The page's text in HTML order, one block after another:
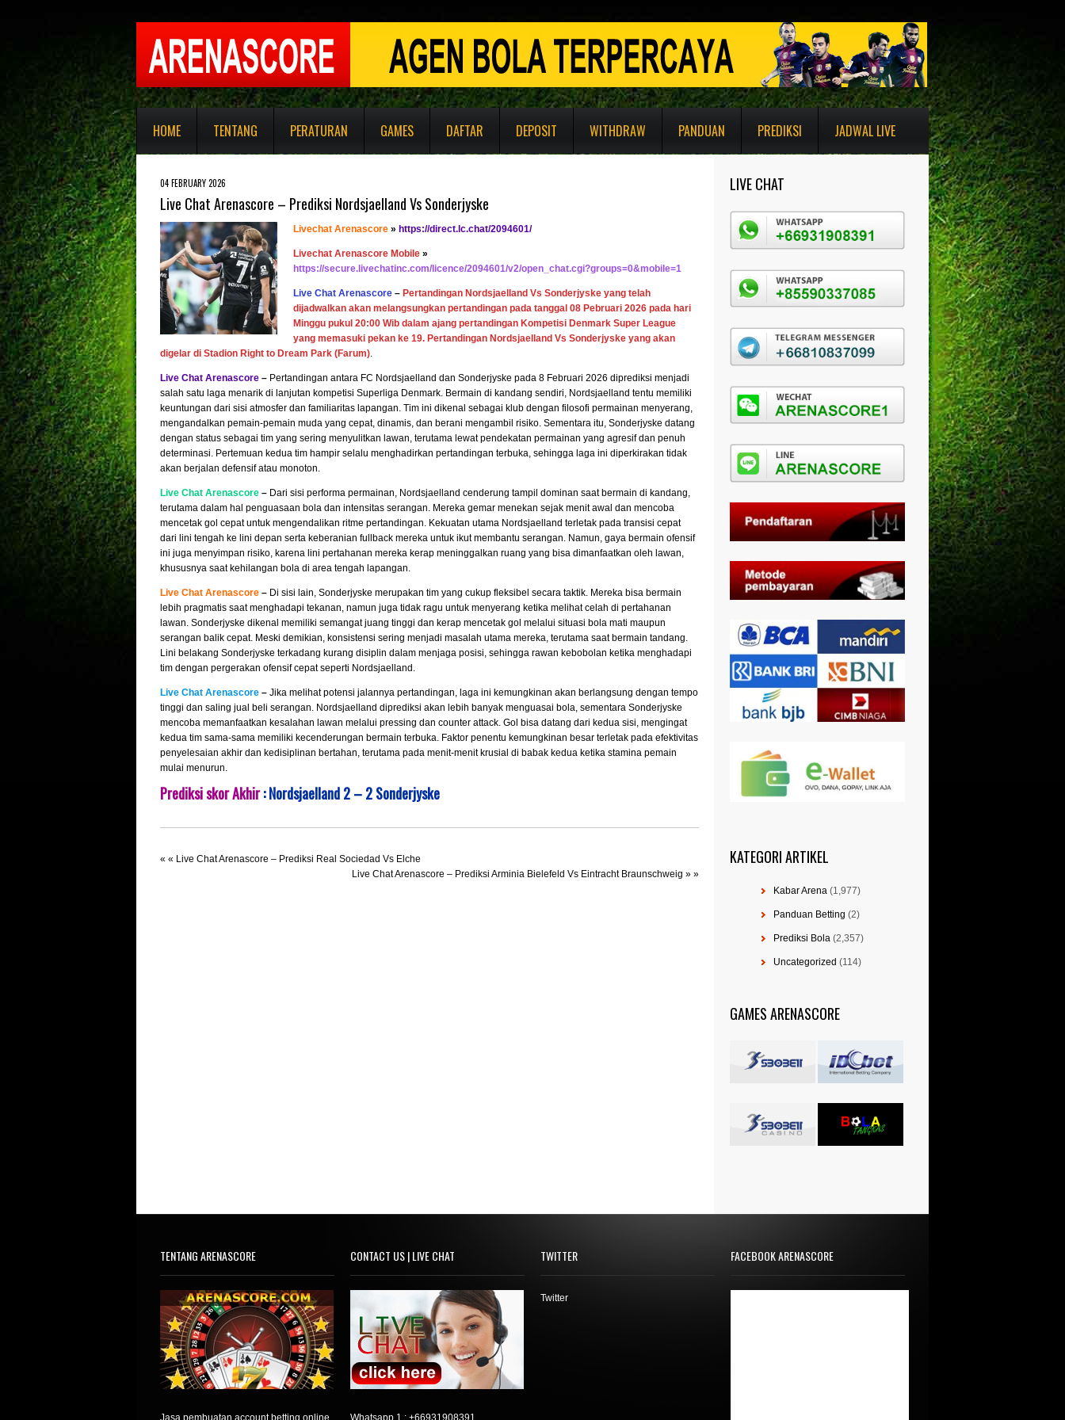
HOME TENTANG PERATURAN GAMES DAFTAR DEPOSIT WITHDRAW PANDUAN PREDIKSI JADWAL LIVE
04 FEBRUARY 2026
Live Chat Arenascore – Prediksi Nordsjaelland Vs Sonderjyske
Livechat Arenascore » https://direct.lc.chat/2094601/
Livechat Arenascore Mobile »
https://secure.livechatinc.com/licence/2094601/v2/open_chat.cgi?groups=0&mobile=1
Live Chat Arenascore – Pertandingan Nordsjaelland Vs Sonderjyske yang telah
dijadwalkan akan melangsungkan pertandingan pada tanggal 08 Pebruari 2026 pada hari
Minggu pukul 20:00 Wib dalam ajang pertandingan Kompetisi Denmark Super League
yang memasuki pekan ke 19. Pertandingan Nordsjaelland Vs Sonderjyske yang akan
digelar di Stadion Right to Dream Park (Farum).
Live Chat Arenascore – Pertandingan antara FC Nordsjaelland dan Sonderjyske pada 8 Februari 2026 diprediksi menjadi
salah satu laga menarik di lanjutan kompetisi Superliga Denmark. Bermain di kandang sendiri, Nordsjaelland tentu memiliki
keuntungan dari sisi atmosfer dan familiaritas lapangan. Tim ini dikenal sebagai klub dengan filosofi permainan menyerang,
mengandalkan pemain-pemain muda yang cepat, dinamis, dan berani mengambil risiko. Sementara itu, Sonderjyske datang
dengan status sebagai tim yang sering menyulitkan lawan, terutama lewat pendekatan permainan yang agresif dan penuh
determinasi. Pertemuan kedua tim hampir selalu menghadirkan pertandingan terbuka, sehingga laga ini diperkirakan tidak
akan berjalan defensif atau monoton.
Live Chat Arenascore – Dari sisi performa permainan, Nordsjaelland cenderung tampil dominan saat bermain di kandang,
terutama dalam hal penguasaan bola dan intensitas serangan. Mereka gemar menekan sejak menit awal dan mencoba
mencetak gol cepat untuk mengendalikan ritme pertandingan. Kekuatan utama Nordsjaelland terletak pada transisi cepat
dari lini tengah ke lini depan serta keberanian fullback mereka untuk ikut membantu serangan. Namun, gaya bermain ofensif
ini juga menyimpan risiko, karena lini pertahanan mereka kerap meninggalkan ruang yang bisa dimanfaatkan oleh lawan,
khususnya saat kehilangan bola di area tengah lapangan.
Live Chat Arenascore – Di sisi lain, Sonderjyske merupakan tim yang cukup fleksibel secara taktik. Mereka bisa bermain
lebih pragmatis saat menghadapi tekanan, namun juga tidak ragu untuk menyerang ketika melihat celah di pertahanan
lawan. Sonderjyske dikenal memiliki semangat juang tinggi dan kerap mencetak gol melalui situasi bola mati maupun
serangan balik cepat. Meski demikian, konsistensi sering menjadi masalah utama mereka, terutama saat bermain tandang.
Lini belakang Sonderjyske terkadang kurang disiplin dalam menjaga posisi, sehingga rawan kebobolan ketika menghadapi
tim dengan pergerakan ofensif cepat seperti Nordsjaelland.
Live Chat Arenascore – Jika melihat potensi jalannya pertandingan, laga ini kemungkinan akan berlangsung dengan tempo
tinggi dan saling jual beli serangan. Nordsjaelland diprediksi akan lebih banyak menguasai bola, sementara Sonderjyske
mencoba memanfaatkan kesalahan lawan melalui pressing dan counter attack. Gol bisa datang dari kedua sisi, mengingat
kedua tim sama-sama memiliki kecenderungan bermain terbuka. Faktor penentu kemungkinan besar terletak pada efektivitas
penyelesaian akhir dan kedisiplinan bertahan, terutama pada menit-menit krusial di babak kedua ketika stamina pemain
mulai menurun.
Prediksi skor Akhir: Nordsjaelland2 – 2 Sonderjyske
« « Live Chat Arenascore – Prediksi Real Sociedad Vs Elche
Live Chat Arenascore – Prediksi Arminia Bielefeld Vs Eintracht Braunschweig » »
LIVE CHAT
KATEGORI ARTIKEL
Kabar Arena (1,977)
Panduan Betting (2)
Prediksi Bola (2,357)
Uncategorized (114)
GAMES ARENASCORE
TENTANG ARENASCORE CONTACT US | LIVE CHAT TWITTER
Twitter
FACEBOOK ARENASCORE